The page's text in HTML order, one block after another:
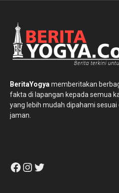
BeritaYogyamemberitakan
fakta di lapangan kepada semua
yang lebih mudah dipahami
jaman.
Facebook
Instagram
Twitter